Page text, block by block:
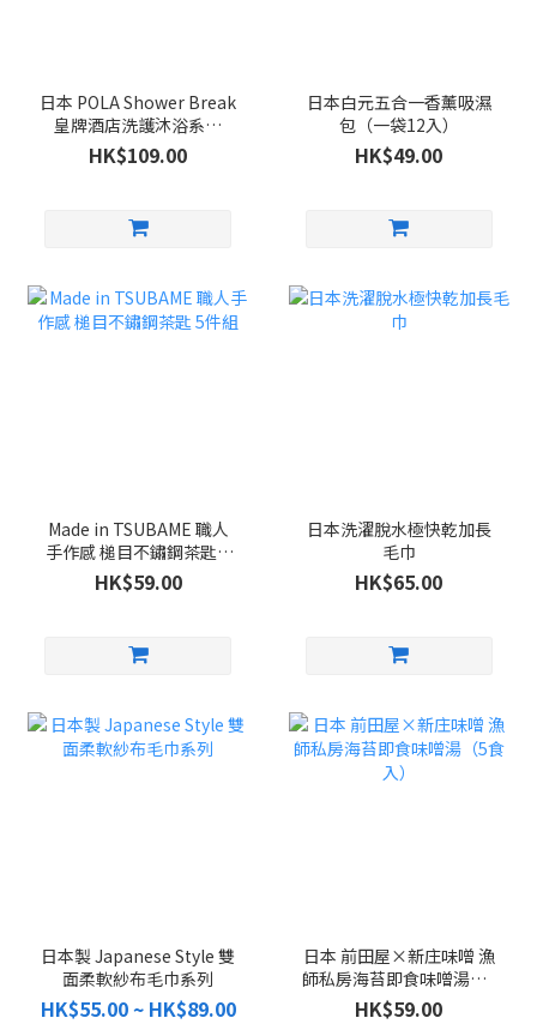
日本 POLA Shower Break
皇牌酒店洗護沐浴系列
280ml
HK$109.00
日本白元五合一香薰吸濕
包（一袋12入）
HK$49.00
Made in TSUBAME 職人
手作感 槌目不鏽鋼茶匙 5
件組
HK$59.00
日本洗濯脫水極快乾加長
毛巾
HK$65.00
日本製 Japanese Style 雙
面柔軟紗布毛巾系列
HK$55.00 ~ HK$89.00
日本 前田屋×新庄味噌 漁
師私房海苔即食味噌湯（5
食入）
HK$59.00